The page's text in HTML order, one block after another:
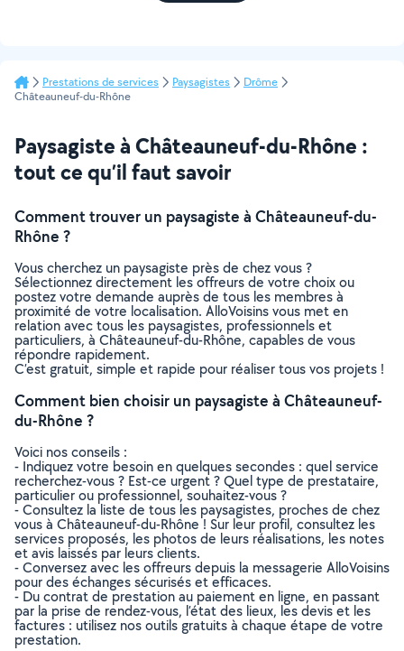
Prestations de services Paysagistes
Drôme
Châteauneuf-du-Rhône
Paysagiste à Châteauneuf-du-Rhône :
tout ce qu’il faut savoir
Comment trouver un paysagiste à Châteauneuf-du-
Rhône ?
Vous cherchez un paysagiste près de chez vous ?
Sélectionnez directement les offreurs de votre choix ou
postez votre demande auprès de tous les membres à
proximité de votre localisation. AlloVoisins vous met en
relation avec tous les paysagistes, professionnels et
particuliers, à Châteauneuf-du-Rhône, capables de vous
répondre rapidement.
C’est gratuit, simple et rapide pour réaliser tous vos projets !
Comment bien choisir un paysagiste à Châteauneuf-
du-Rhône ?
Voici nos conseils :
- Indiquez votre besoin en quelques secondes : quel service
recherchez-vous ? Est-ce urgent ? Quel type de prestataire,
particulier ou professionnel, souhaitez-vous ?
- Consultez la liste de tous les paysagistes, proches de chez
vous à Châteauneuf-du-Rhône ! Sur leur profil, consultez les
services proposés, les photos de leurs réalisations, les notes
et avis laissés par leurs clients.
- Conversez avec les offreurs depuis la messagerie AlloVoisins
pour des échanges sécurisés et efficaces.
- Du contrat de prestation au paiement en ligne, en passant
par la prise de rendez-vous, l’état des lieux, les devis et les
factures : utilisez nos outils gratuits à chaque étape de votre
prestation.